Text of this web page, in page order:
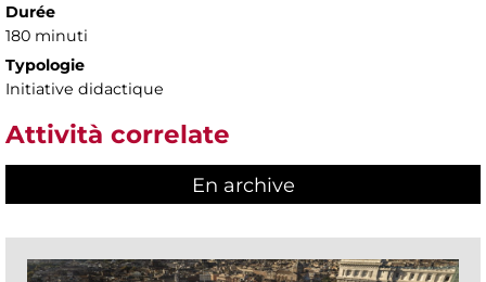
Durée
180 minuti
Typologie
Initiative didactique
Attività correlate
En archive